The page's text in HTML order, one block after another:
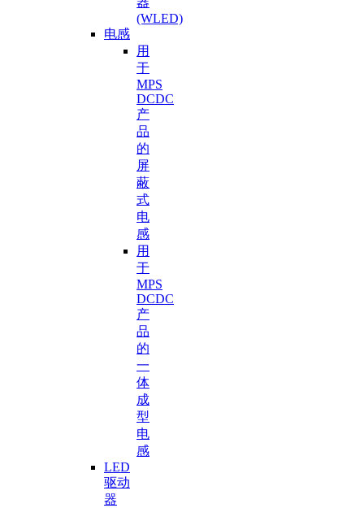
(WLED)
电感
用
于
MPS
DCDC
产
品
的
屏
蔽
式
电
感
用
于
MPS
DCDC
产
品
的
一
体
成
型
电
感
LED
驱动
器